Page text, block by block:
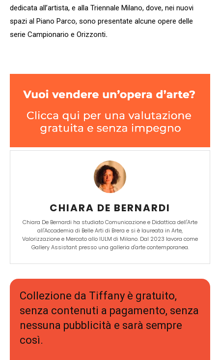
dedicata all’artista, e alla Triennale Milano, dove, nei nuovi
spazi al Piano Parco, sono presentate alcune opere delle
serie Campionario e Orizzonti.
CHIARA DE BERNARDI
Chiara De Bernardi ha studiato Comunicazione e Didattica dell'Arte
all'Accademia di Belle Arti di Brera e si è laureata in Arte,
Valorizzazione e Mercato allo IULM di Milano. Dal 2023 lavora come
Gallery Assistant presso una galleria d'arte contemporanea.
Collezione da Tiffany è gratuito,
senza contenuti a pagamento, senza
nessuna pubblicità e sarà sempre
così.